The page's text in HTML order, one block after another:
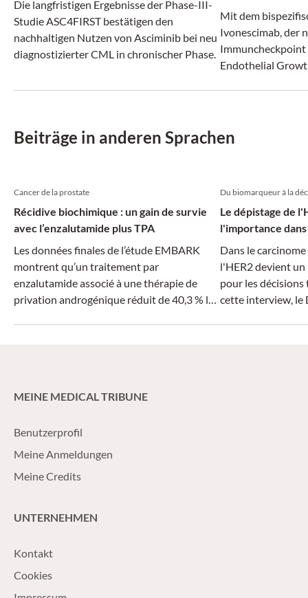
Die langfristigen Ergebnisse der Phase-III-
Studie ASC4FIRST bestätigen den
nachhaltigen Nutzen von Asciminib bei neu
diagnostizierter CML in chronischer Phase.
Mit dem
Ivonescimab, der
Immuncheckpoint
Endothelial
aufgeschlagen
Beiträge in anderen Sprachen
Cancer de la prostate
Récidive biochimique : un gain de survie
avec l’enzalutamide plus TPA
Les données finales de l’étude EMBARK
montrent qu’un traitement par
enzalutamide associé à une thérapie de
privation androgénique réduit de 40,3 % le
Du biomarqueur à la
Le dépistage de
l'importance
Dans le
l'HER2 devient
pour les
cette interview, le
MEINE MEDICAL TRIBUNE
Benutzerprofil
Meine Anmeldungen
Meine Credits
UNTERNEHMEN
Kontakt
Cookies